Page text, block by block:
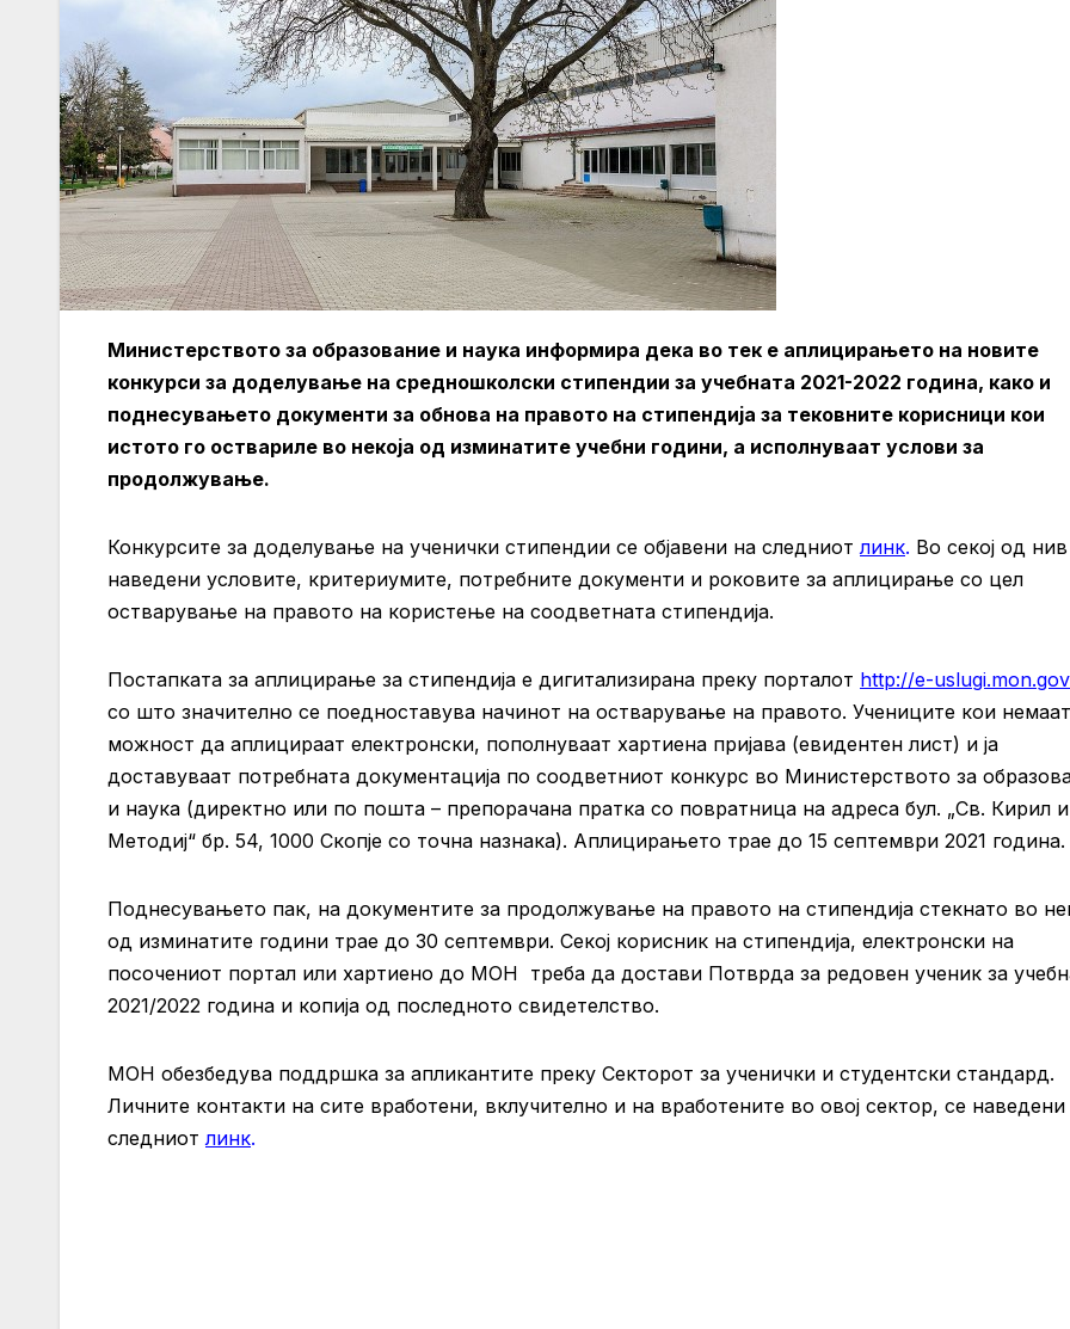
Министерството за образование и наука информира дека во тек е аплицирањето на новите
конкурси за доделување на средношколски стипендии за учебната 2021-2022 година, како и
поднесувањето документи за обнова на правото на стипендија за тековните корисници кои
истото го оствариле во некоја од изминатите учебни години, а исполнуваат услови за
продолжување.
Конкурсите за доделување на ученички стипендии се објавени на следниотлинк. Во секој од
наведени условите, критериумите, потребните документи и роковите за аплицирање со цел
остварување на правото на користење на соодветната стипендија.
Постапката за аплицирање за стипендија е дигитализирана преку порталот http://e-
со што значително се поедноставува начинот на остварување на правото. Учениците кои немаат
можност да аплицираат електронски, пополнуваат хартиена пријава (евидентен лист) и ја
доставуваат потребната документација по соодветниот конкурс во Министерството за
и наука (директно или по пошта – препорачана пратка со повратница на адреса бул. „Св. Кирил и
Методиј“ бр. 54, 1000 Скопје со точна назнака). Аплицирањето трае до 15 септември 2021 година.
Поднесувањето пак, на документите за продолжување на правото на стипендија стекнато во
од изминатите години трае до 30 септември. Секој корисник на стипендија, електронски на
посочениот портал или хартиено до МОН треба да достави Потврда за редовен ученик за
2021/2022 година и копија од последното свидетелство.
МОН обезбедува поддршка за апликантите преку Секторот за ученички и студентски стандард.
Личните контакти на сите вработени, вклучително и на вработените во овој сектор, се наведени
следниотлинк.